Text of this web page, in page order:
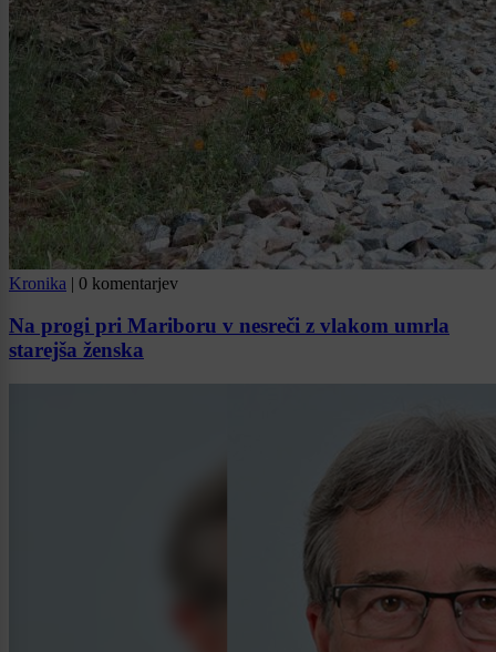
Kronika | 0 komentarjev
Na progi pri Mariboru v nesreči z vlakom umrla
starejša ženska